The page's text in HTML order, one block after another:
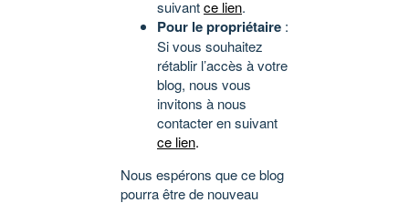
suivantce lien.
Pour le propriétaire :
Si vous souhaitez
rétablir l’accès à votre
blog, nous vous
invitons à nous
contacter en suivant
ce lien.
Nous espérons que ce blog
pourra être de nouveau